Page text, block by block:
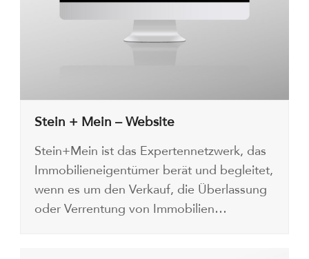
Stein + Mein – Website
Stein+Mein ist das Expertennetzwerk, das
Immobilieneigentümer berät und begleitet,
wenn es um den Verkauf, die Überlassung
oder Verrentung von Immobilien…